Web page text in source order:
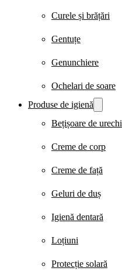
Curele și brățări
Gentuțe
Genunchiere
Ochelari de soare
Produse de igienă
Bețișoare de urechi
Creme de corp
Creme de față
Geluri de duș
Igienă dentară
Loțiuni
Protecție solară